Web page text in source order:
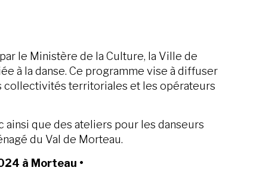
le Ministère de la Culture, la Ville de
à la danse. Ce programme vise à diffuser
collectivités territoriales et les opérateurs
que des ateliers pour les danseurs
du Val de Morteau.
à Morteau •